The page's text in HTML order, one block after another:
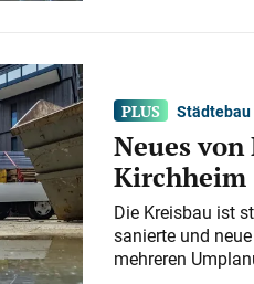
Städtebau
Neues
Kirchheim
Die Kreisbau ist
sanierte und
mehreren